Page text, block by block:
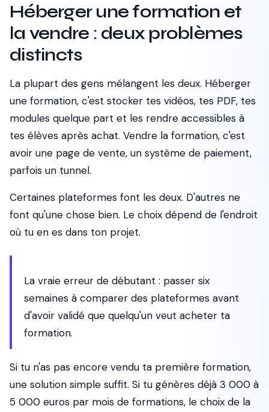
Héberger une formation et
la vendre : deux problèmes
distincts
La plupart des gens mélangent les deux. Héberger
une formation, c'est stocker tes vidéos, tes PDF, tes
modules quelque part et les rendre accessibles à
tes élèves après achat. Vendre la formation, c'est
avoir une page de vente, un système de paiement,
parfois un tunnel.
Certaines plateformes font les deux. D'autres ne
font qu'une chose bien. Le choix dépend de l'endroit
où tu en es dans ton projet.
La vraie erreur de débutant : passer six
semaines à comparer des plateformes avant
d'avoir validé que quelqu'un veut acheter ta
formation.
Si tu n'as pas encore vendu ta première formation,
une solution simple suffit. Si tu génères déjà 3 000 à
5 000 euros par mois de formations, le choix de la